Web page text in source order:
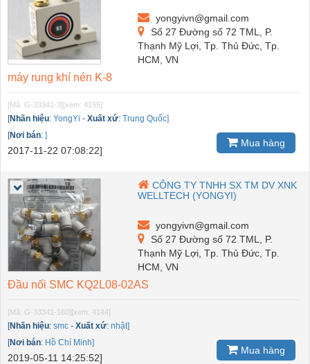
yongyivn@gmail.com
Số 27 Đường số 72 TML, P.
Thạnh Mỹ Lợi, Tp. Thủ Đức, Tp.
HCM, VN
máy rung khí nén K-8
[Mã: G-33341-3][xem: 4155]
[Nhãn hiệu: YongYi - Xuất xứ: Trung Quốc]
[Nơi bán: ]
2017-11-22 07:08:22]
Mua hàng
CÔNG TY TNHH SX TM DV XNK
WELLTECH (YONGYI)
yongyivn@gmail.com
Số 27 Đường số 72 TML, P.
Thạnh Mỹ Lợi, Tp. Thủ Đức, Tp.
HCM, VN
Đầu nối SMC KQ2L08-02AS
[Mã: G-33341-160][xem: 4144]
[Nhãn hiệu: smc - Xuất xứ: nhật]
[Nơi bán: Hồ Chí Minh]
2019-05-11 14:25:52]
Mua hàng